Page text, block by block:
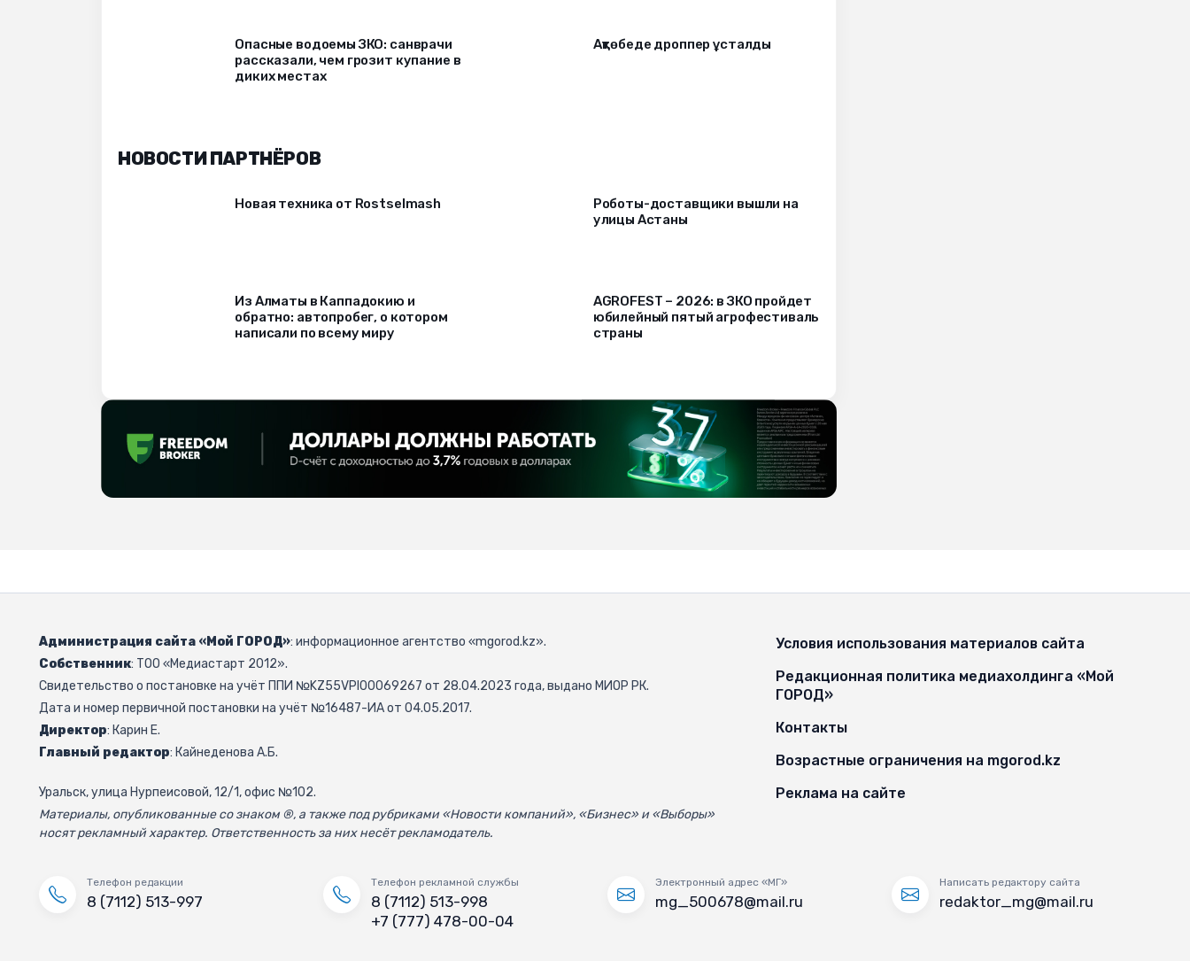
Опасные водоемы ЗКО: санврачи
рассказали, чем грозит купание в
диких местах
Ақтөбеде дроппер ұсталды
НОВОСТИ ПАРТНЁРОВ
Новая техника от Rostselmash
Роботы-доставщики вышли на
улицы Астаны
Из Алматы в Каппадокию и
обратно: автопробег, о котором
написали по всему миру
AGROFEST – 2026: в ЗКО пройдет
юбилейный пятый агрофестиваль
страны
Администрация сайта «Мой ГОРОД»: информационное агентство «mgorod.kz».
Собственник: ТОО «Медиастарт 2012».
Свидетельство о постановке на учёт ППИ №KZ55VPI00069267 от 28.04.2023 года, выдано МИОР РК.
Дата и номер первичной постановки на учёт №16487-ИА от 04.05.2017.
Директор: Карин Е.
Главный редактор: Кайнеденова А.Б.
Уральск, улица Нурпеисовой, 12/1, офис №102.
Материалы, опубликованные со знаком ®, а также под рубриками «Новости компаний», «Бизнес» и «Выборы»
носят рекламный характер. Ответственность за них несёт рекламодатель.
Условия использования материалов сайта
Редакционная политика медиахолдинга «Мой
ГОРОД»
Контакты
Возрастные ограничения на mgorod.kz
Реклама на сайте
Телефон редакции
8 (7112) 513-997
Телефон рекламной службы
8 (7112) 513-998
+7 (777) 478-00-04
Электронный адрес «МГ»
mg_500678@mail.ru
Написать редактору сайта
redaktor_mg@mail.ru